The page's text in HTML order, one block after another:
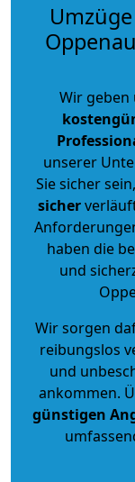
Wir geben
unserer
Sie sicher
sicher
haben die
und
Wir sorgen
reibungslos
und
ankommen.
günstigen